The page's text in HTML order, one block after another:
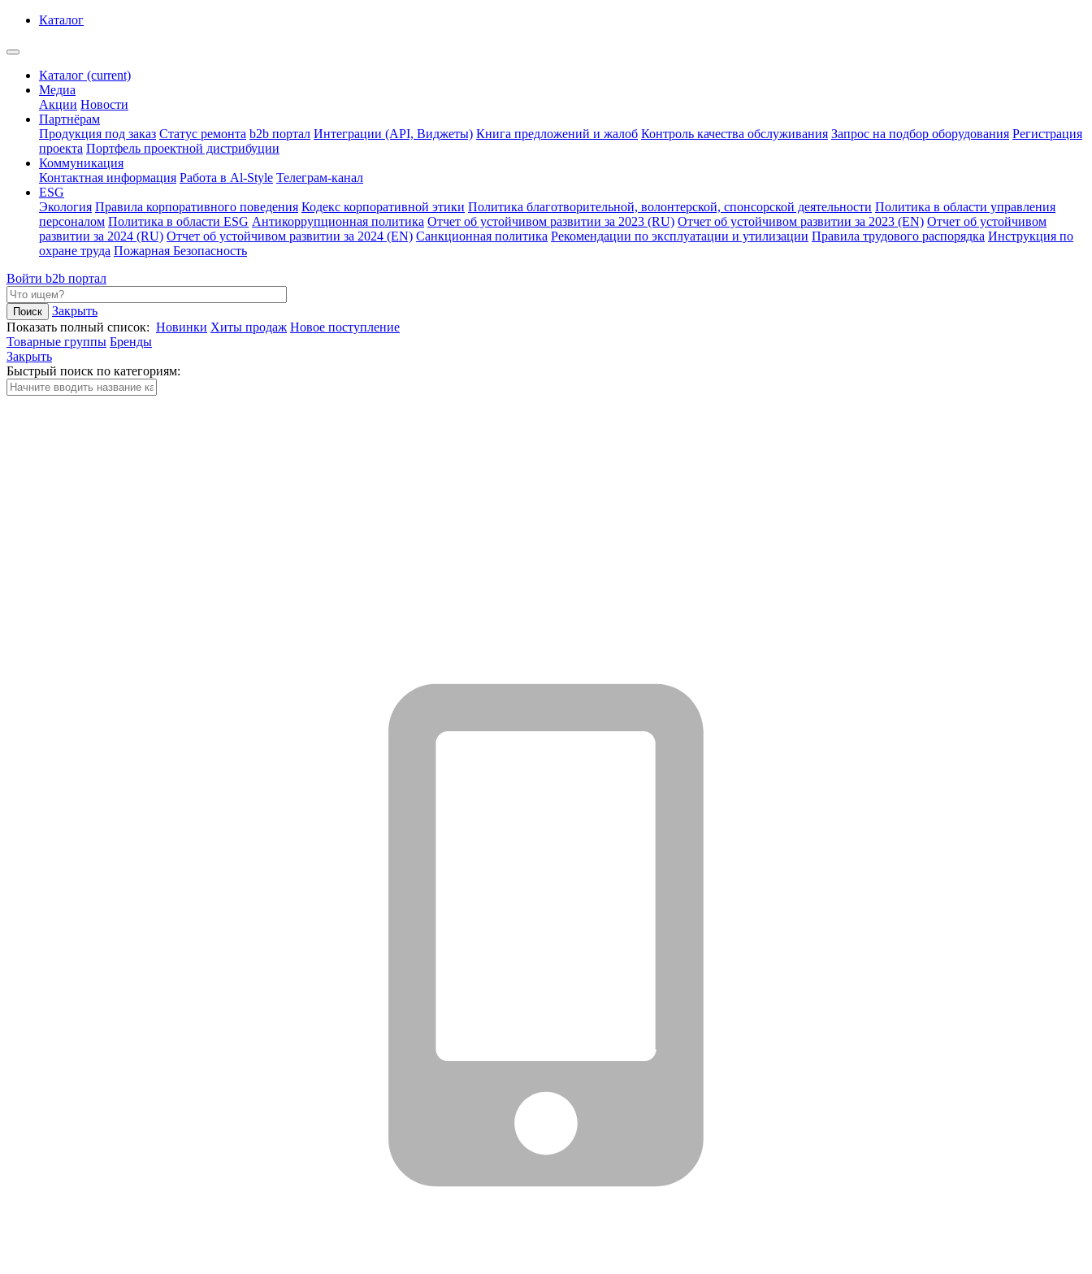
Каталог
Каталог (current)
Медиа
Акции Новости
Партнёрам
Продукция под заказ Статус ремонта b2b портал Интеграции (API, Виджеты) Книга предложений и жалоб Контроль качества обслуживания Запрос на подбор оборудования Регистрация
проекта Портфель проектной дистрибуции
Коммуникация
Контактная информация Работа в Al-Style Телеграм-канал
ESG
Экология Правила корпоративного поведения Кодекс корпоративной этики Политика благотворительной, волонтерской, спонсорской деятельности Политика в области управления
персоналом Политика в области ESG Антикоррупционная политика Отчет об устойчивом развитии за 2023 (RU) Отчет об устойчивом развитии за 2023 (EN) Отчет об устойчивом
развитии за 2024 (RU) Отчет об устойчивом развитии за 2024 (EN) Санкционная политика Рекомендации по эксплуатации и утилизации Правила трудового распорядка Инструкция по
охране труда Пожарная Безопасность
Войти b2b портал
Закрыть
Показать полный список: Новинки Хиты продаж Новое поступление
Товарные группы Бренды
Закрыть
Быстрый поиск по категориям: